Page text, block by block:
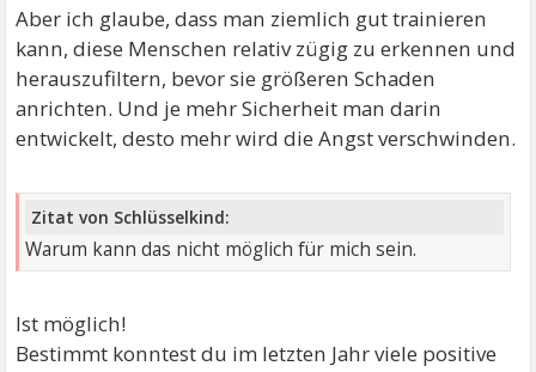
Aber ich glaube, dass man ziemlich gut trainieren
kann, diese Menschen relativ zügig zu erkennen und
herauszufiltern, bevor sie größeren Schaden
anrichten. Und je mehr Sicherheit man darin
entwickelt, desto mehr wird die Angst verschwinden.
Zitat von Schlüsselkind:
Warum kann das nicht möglich für mich sein.
Ist möglich!
Bestimmt konntest du im letzten Jahr viele positive